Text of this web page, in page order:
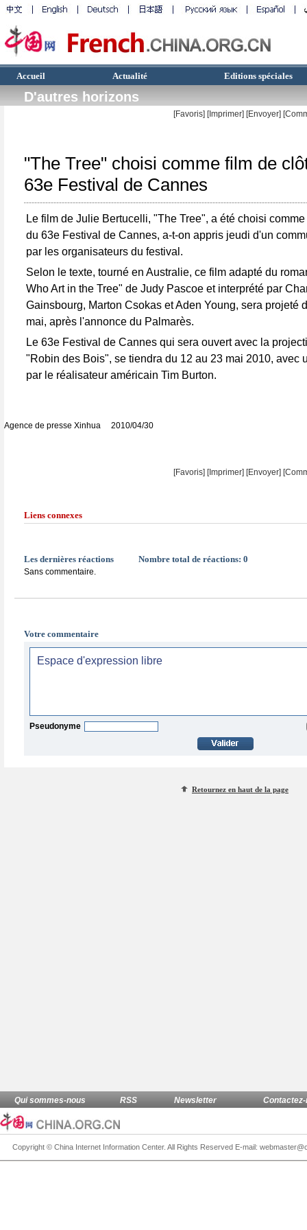
Accueil Actualité Editions spéciales
D'autres horizons
[Favoris] [Imprimer] [Envoyer]
"The Tree" choisi comme film de
63e Festival de Cannes
Le film de Julie Bertucelli, "The Tree", a été choisi
du 63e Festival de Cannes, a-t-on appris jeudi d'un
par les organisateurs du festival.
Selon le texte, tourné en Australie, ce film adapté du
Who Art in the Tree" de Judy Pascoe et interprété par
Gainsbourg, Marton Csokas et Aden Young, sera projeté
mai, après l'annonce du Palmarès.
Le 63e Festival de Cannes qui sera ouvert avec la
"Robin des Bois", se tiendra du 12 au 23 mai 2010, avec
par le réalisateur américain Tim Burton.
Agence de presse Xinhua 2010/04/30
[Favoris] [Imprimer] [Envoyer]
Liens connexes
Les dernières réactions Nombre total de réactions: 0
Sans commentaire.
Votre commentaire
Pseudonyme
Retournez en haut de la page